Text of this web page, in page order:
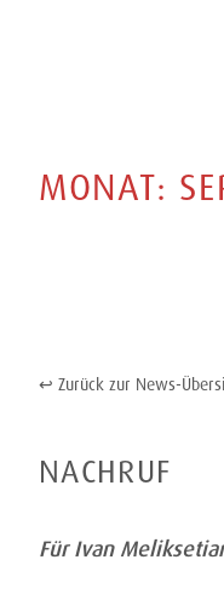
MONAT:
Zurück zur News-
NACHRUF
Für Ivan